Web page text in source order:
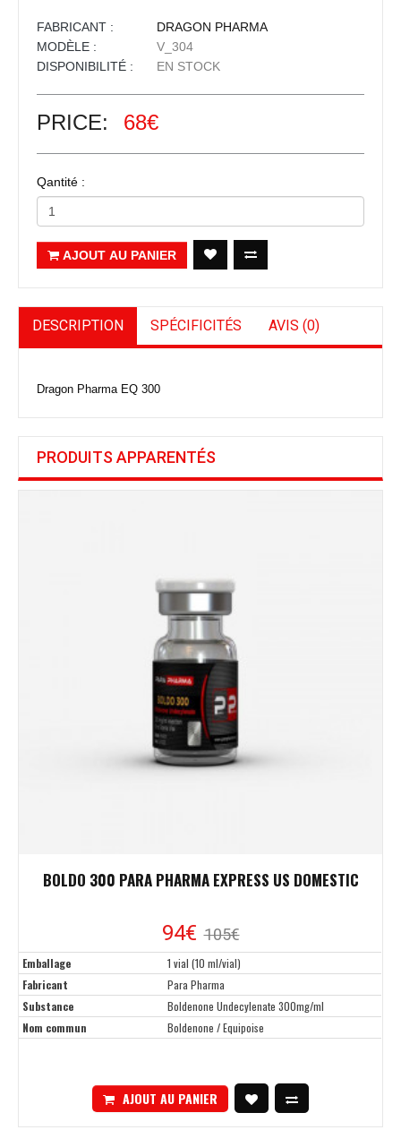
FABRICANT :
DRAGON PHARMA
MODÈLE :
V_304
DISPONIBILITÉ :
EN STOCK
PRICE: 68€
Qantité :
AJOUT AU PANIER
DESCRIPTION SPÉCIFICITÉS AVIS (0)
Dragon Pharma EQ 300
PRODUITS APPARENTÉS
BOLDO 300 PARA PHARMA EXPRESS US DOMESTIC
94€ 105€
Emballage
1 vial (10 ml/vial)
Fabricant
Para Pharma
Substance
Boldenone Undecylenate 300mg/ml
Nom commun
Boldenone / Equipoise
AJOUT AU PANIER